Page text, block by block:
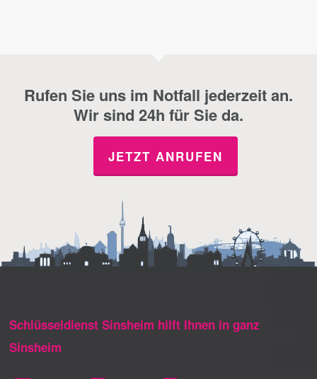
Rufen Sie uns im Notfall jederzeit an.
Wir sind 24h für Sie da.
JETZT ANRUFEN
Schlüsseldienst Sinsheim hilft Ihnen in ganz
Sinsheim